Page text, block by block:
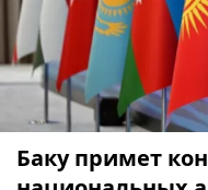
Баку примет